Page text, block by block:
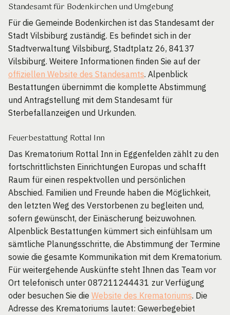
Standesamt für Bodenkirchen und Umgebung
Für die Gemeinde Bodenkirchen ist das Standesamt der
Stadt Vilsbiburg zuständig. Es befindet sich in der
Stadtverwaltung Vilsbiburg, Stadtplatz 26, 84137
Vilsbiburg. Weitere Informationen finden Sie auf der
offiziellen Website des Standesamts. Alpenblick
Bestattungen übernimmt die komplette Abstimmung
und Antragstellung mit dem Standesamt für
Sterbefallanzeigen und Urkunden.
Feuerbestattung Rottal Inn
Das Krematorium Rottal Inn in Eggenfelden zählt zu den
fortschrittlichsten Einrichtungen Europas und schafft
Raum für einen respektvollen und persönlichen
Abschied. Familien und Freunde haben die Möglichkeit,
den letzten Weg des Verstorbenen zu begleiten und,
sofern gewünscht, der Einäscherung beizuwohnen.
Alpenblick Bestattungen kümmert sich einfühlsam um
sämtliche Planungsschritte, die Abstimmung der Termine
sowie die gesamte Kommunikation mit dem Krematorium.
Für weitergehende Auskünfte steht Ihnen das Team vor
Ort telefonisch unter 087211244431 zur Verfügung
oder besuchen Sie die Website des Krematoriums. Die
Adresse des Krematoriums lautet: Gewerbegebiet